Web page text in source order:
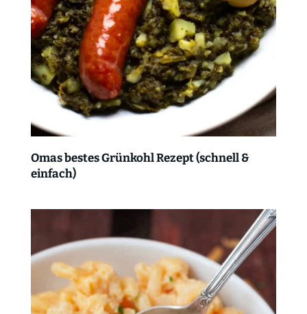
Omas bestes Grünkohl Rezept (schnell &
einfach)